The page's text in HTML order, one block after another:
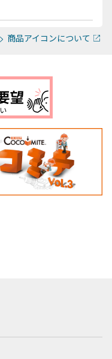
商品アイコンについて